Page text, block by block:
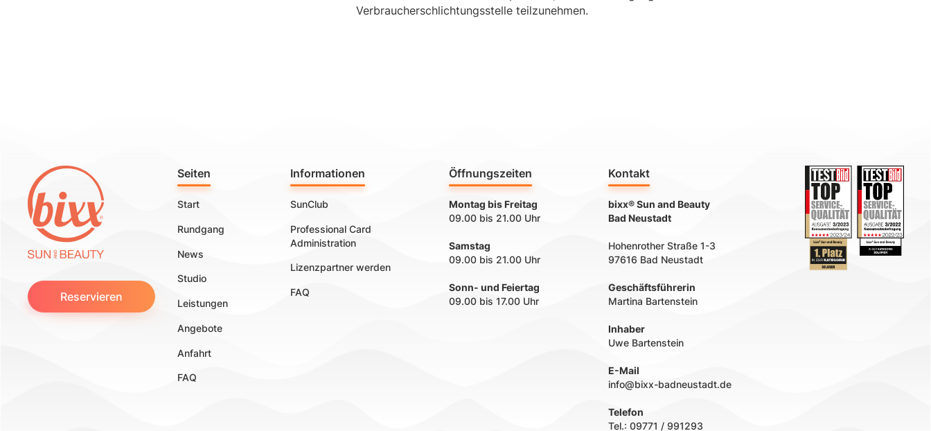
Verbraucherschlichtungsstelle teilzunehmen.
Reservieren
Seiten
Start
Rundgang
News
Studio
Leistungen
Angebote
Anfahrt
FAQ
Informationen
SunClub
Professional Card
Administration
Lizenzpartner werden
FAQ
Öffnungszeiten
Montag bis Freitag
09.00 bis 21.00 Uhr
Samstag
09.00 bis 21.00 Uhr
Sonn- und Feiertag
09.00 bis 17.00 Uhr
Kontakt
bixx® Sun and Beauty
Bad Neustadt
Hohenrother Straße 1-3
97616 Bad Neustadt
Geschäftsführerin
Martina Bartenstein
Inhaber
Uwe Bartenstein
E-Mail
info@bixx-badneustadt.de
Telefon
Tel.: 09771 / 991293